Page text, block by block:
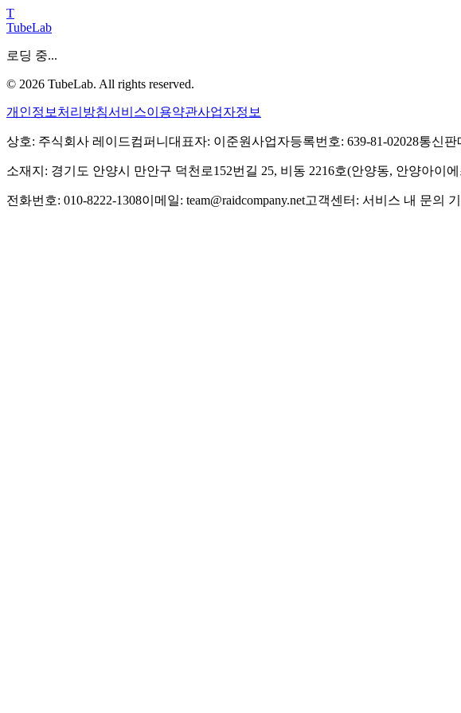
T
TubeLab
로딩 중...
© 2026 TubeLab. All rights reserved.
개인정보처리방침서비스이용약관사업자정보
상호: 주식회사 레이드컴퍼니 대표자: 이준원사업자등록번호: 639-81-02028통신판
소재지: 경기도 안양시 만안구 덕천로152번길 25, 비동 2216호(안양동, 안양아이
전화번호: 010-8222-1308이메일: team@raidcompany.net고객센터: 서비스 내 문의